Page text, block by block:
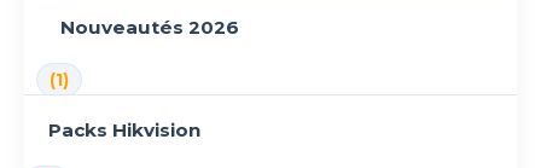
Nouveautés 2026
(1)
Packs Hikvision